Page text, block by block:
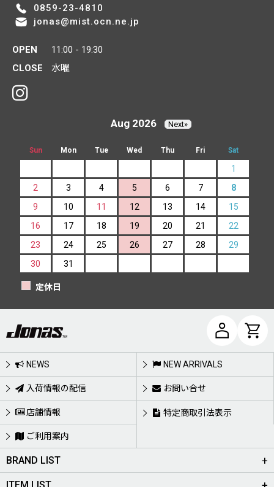
0859-23-4810
jonas@mist.ocn.ne.jp
OPEN
11:00 - 19:30
CLOSE
水曜
Aug 2026 Next»
Sun Mon Tue Wed Thu Fri Sat
1
2
3 4 5 6 7
8
9
10 11 12 13 14
15
16
17 18 19 20 21
22
23
24 25 26 27 28
29
30
31
定休日
NEWS NEW ARRIVALS
入荷情報の配信 お問い合せ
店舗情報 特定商取引法表示
ご利用案内
BRAND LIST